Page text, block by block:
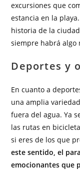
excursiones que
estancia en la
historia de la
siempre habrá algo
Deportes y
En cuanto a
una amplia
fuera del agua. Ya
las rutas en
si eres de los que
este sentido, el
emocionantes que